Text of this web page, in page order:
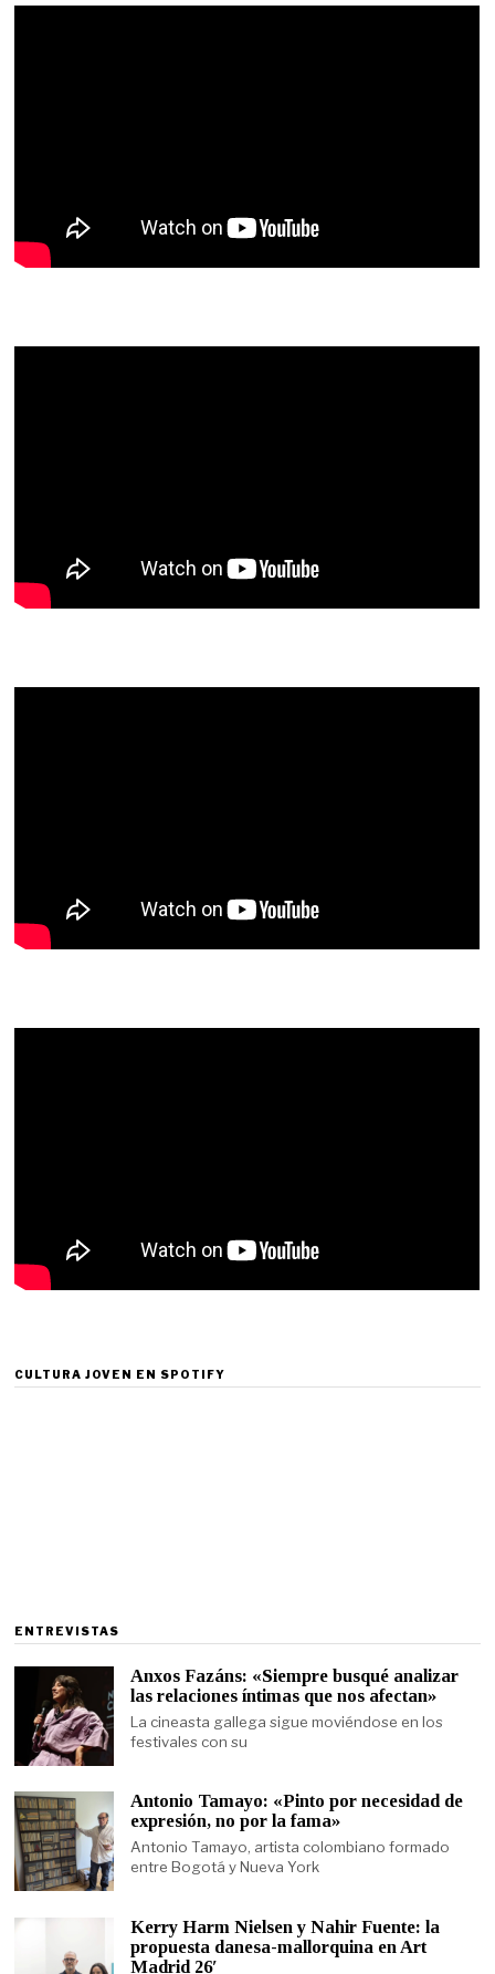
CULTURA JOVEN EN SPOTIFY
ENTREVISTAS
Anxos Fazáns: «Siempre busqué analizar
las relaciones íntimas que nos afectan»
La cineasta gallega sigue moviéndose en los
festivales con su
Antonio Tamayo: «Pinto por necesidad de
expresión, no por la fama»
Antonio Tamayo, artista colombiano formado
entre Bogotá y Nueva York
Kerry Harm Nielsen y Nahir Fuente: la
propuesta danesa-mallorquina en Art
Madrid 26′